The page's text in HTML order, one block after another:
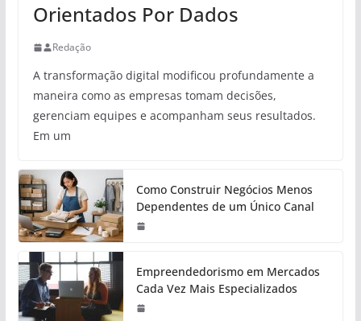
Orientados Por Dados
Redação
A transformação digital modificou profundamente a
maneira como as empresas tomam decisões,
gerenciam equipes e acompanham seus resultados.
Em um
Como Construir Negócios Menos
Dependentes de um Único Canal
Empreendedorismo em Mercados
Cada Vez Mais Especializados